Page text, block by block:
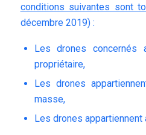
conditions suivantes sont
décembre 2019) :
Les drones concernés
propriétaire,
Les drones
masse,
Les drones appartiennent